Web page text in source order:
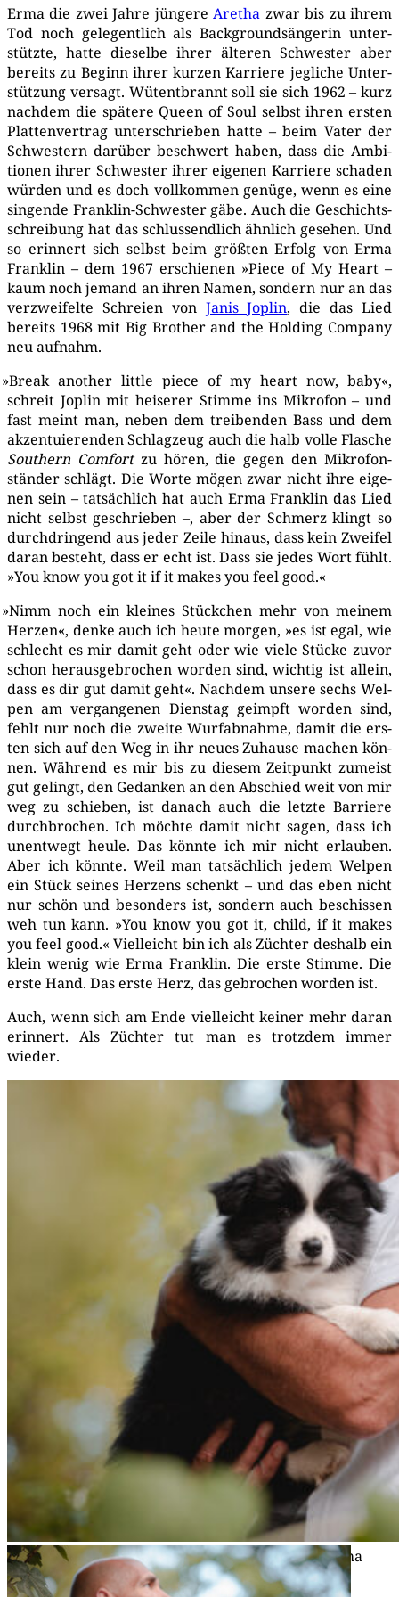
Erma die zwei Jah­re jün­ge­reAre­tha zwar bis zu ihrem
Tod noch gele­gent­lich als Back­ground­sän­ge­rin unter­
stütz­te, hat­te die­sel­be ihrer älte­ren Schwes­ter aber
bereits zu Beginn ihrer kur­zen Kar­rie­re jeg­li­che Unter­
stüt­zung ver­sagt. Wütent­brannt soll sie sich 1962 – kurz
nach­dem die spä­te­re Queen of Soul selbst ihren ers­ten
Plat­ten­ver­trag unter­schrie­ben hat­te – beim Vater der
Schwes­tern dar­über beschwert haben, dass die Ambi­
tio­nen ihrer Schwes­ter ihrer eige­nen Kar­rie­re scha­den
wür­den und es doch voll­kom­men genü­ge, wenn es eine
sin­gen­de Frank­lin-Schwes­ter gäbe. Auch die Geschichts­
schrei­bung hat das schluss­end­lich ähn­lich gese­hen. Und
so erin­nert sich selbst beim größ­ten Erfolg von Erma
Frank­lin – dem 1967 erschie­nen »Pie­ce of My Heart –
kaum noch jemand an ihren Namen, son­dern nur an das
ver­zwei­fel­te Schrei­en von Janis Jop­lin, die das Lied
bereits 1968 mit Big Brot­her and the Hol­ding Com­pa­ny
neu auf­nahm.
»Break ano­ther litt­le pie­ce of my heart now, baby«,
schreit Jop­lin mit hei­se­rer Stim­me ins Mikro­fon – und
fast meint man, neben dem trei­ben­den Bass und dem
akzen­tu­ie­ren­den Schlag­zeug auch die halb vol­le Fla­sche
Sou­thern Com­fortzu hören, die gegen den Mikro­fon­
stän­der schlägt. Die Wor­te mögen zwar nicht ihre eige­
nen sein – tat­säch­lich hat auch Erma Frank­lin das Lied
nicht selbst geschrie­ben –, aber der Schmerz klingt so
durch­drin­gend aus jeder Zei­le hin­aus, dass kein Zwei­fel
dar­an besteht, dass er echt ist. Dass sie jedes Wort fühlt.
»You know you got it if it makes you feel good.«
»Nimm noch ein klei­nes Stück­chen mehr von mei­nem
Her­zen«, den­ke auch ich heu­te mor­gen, »es ist egal, wie
schlecht es mir damit geht oder wie vie­le Stü­cke zuvor
schon her­aus­ge­bro­chen wor­den sind, wich­tig ist allein,
dass es dir gut damit geht«. Nach­dem unse­re sechs Wel­
pen am ver­gan­ge­nen Diens­tag geimpft wor­den sind,
fehlt nur noch die zwei­te Wurf­ab­nah­me, damit die ers­
ten sich auf den Weg in ihr neu­es Zuhau­se machen kön­
nen. Wäh­rend es mir bis zu die­sem Zeit­punkt zumeist
gut gelingt, den Gedan­ken an den Abschied weit von mir
weg zu schie­ben, ist danach auch die letz­te Bar­rie­re
durch­bro­chen. Ich möch­te damit nicht sagen, dass ich
unent­wegt heu­le. Das könn­te ich mir nicht erlau­ben.
Aber ich könn­te. Weil man tat­säch­lich jedem Wel­pen
ein Stück sei­nes Her­zens schenkt – und das eben nicht
nur schön und beson­ders ist, son­dern auch beschis­sen
weh tun kann. »You know you got it, child, if it makes
you feel good.« Viel­leicht bin ich als Züch­ter des­halb ein
klein wenig wie Erma Frank­lin. Die ers­te Stim­me. Die
ers­te Hand. Das ers­te Herz, das gebro­chen wor­den ist.
Auch, wenn sich am Ende viel­leicht kei­ner mehr dar­an
erin­nert. Als Züch­ter tut man es trotz­dem immer
wieder.
13|09|2022 – Kar­ma, Broad­me­a­dows Instant Karma